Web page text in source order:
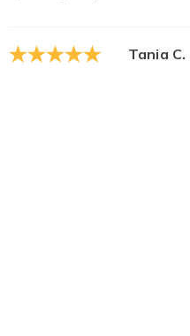
Tania C.